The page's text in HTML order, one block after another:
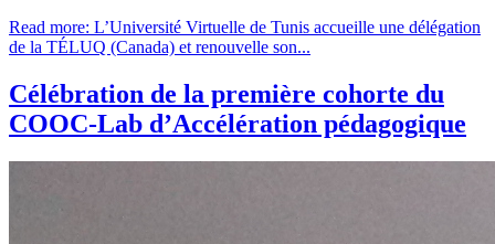
Read more: L’Université Virtuelle de Tunis accueille une délégation
de la TÉLUQ (Canada) et renouvelle son...
Célébration de la première cohorte du
COOC-Lab d’Accélération pédagogique